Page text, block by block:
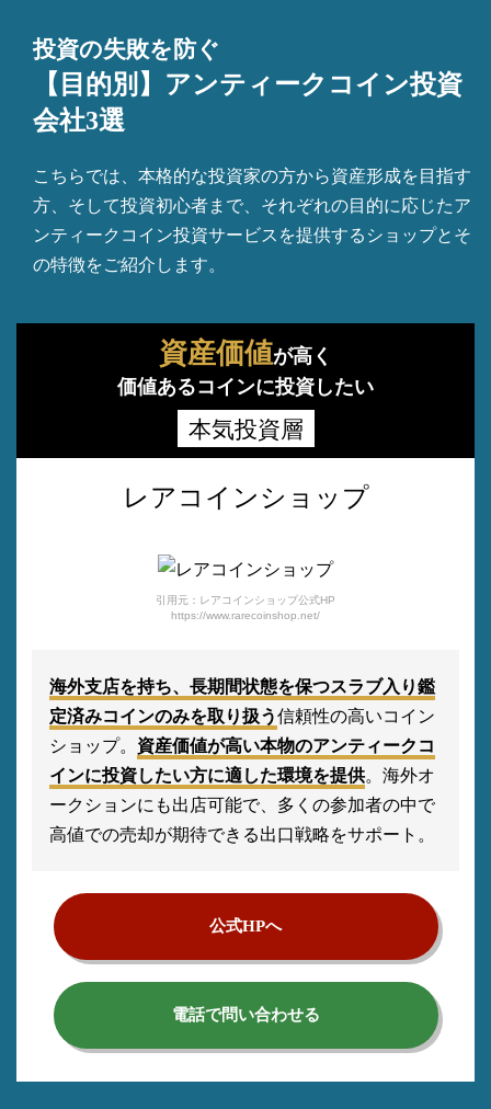
投資の失敗を防ぐ
【目的別】アンティークコイン投資
会社3選
こちらでは、本格的な投資家の方から資産形成を目指す
方、そして投資初心者まで、それぞれの目的に応じたア
ンティークコイン投資サービスを提供するショップとそ
の特徴をご紹介します。
資産価値が高く
価値あるコインに投資したい
本気投資層
レアコインショップ
引用元：レアコインショップ公式HP
https://www.rarecoinshop.net/
海外支店を持ち、長期間状態を保つスラブ入り鑑
定済みコインのみを取り扱う信頼性の高いコイン
ショップ。 資産価値が高い本物のアンティークコ
インに投資したい方に適した環境を提供。海外オ
ークションにも出店可能で、多くの参加者の中で
高値での売却が期待できる出口戦略をサポート。
公式HPへ
電話で問い合わせる